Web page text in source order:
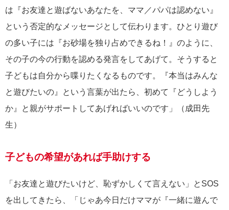
は『お友達と遊ばないあなたを、ママ／パパは認めない』
という否定的なメッセージとして伝わります。ひとり遊び
の多い子には『お砂場を独り占めできるね！』のように、
その子の今の行動を認める発言をしてあげて。そうすると
子どもは自分から喋りたくなるものです。『本当はみんな
と遊びたいの』という言葉が出たら、初めて『どうしよう
か』と親がサポートしてあげればいいのです」（成田先
生）
子どもの希望があれば手助けする
「お友達と遊びたいけど、恥ずかしくて言えない」とSOS
を出してきたら、「じゃあ今日だけママが『一緒に遊んで